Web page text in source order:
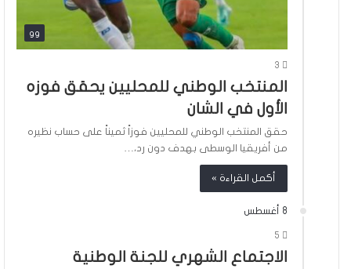
gg
3
المنتخب الوطني للمحليين يحقق فوزه
الأول في الشان
حقق المنتخب الوطني للمحليين فوزاً ثميناً على حساب نظيره
من أفريقيا الوسطى بهدف دون رد،…
أكمل القراءة »
8 أغسطس
5
الاجتماع الشهري للجنة الوطنية